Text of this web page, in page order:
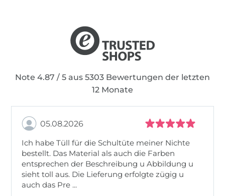
Note 4.87 / 5 aus 5303 Bewertungen der letzten
12 Monate
05.08.2026
Ich habe Tüll für die Schultüte meiner Nichte
bestellt. Das Material als auch die Farben
entsprechen der Beschreibung u Abbildung u
sieht toll aus. Die Lieferung erfolgte zügig u
auch das Pre ...